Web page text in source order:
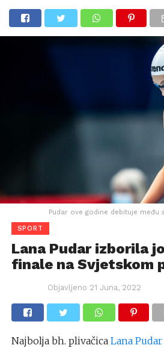
Pudar ove godine debituje među
SPORT
Lana Pudar izborila
finale na Svjetskom
Objavljeno 21 Juna, 2022
Najbolja bh. plivačica Lana Pudar